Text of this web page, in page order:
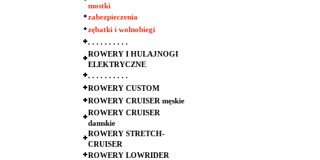
mostki
zabezpieczenia
zębatki i wolnobiegi
. . . . . . . . . .
ROWERY I HULAJNOGI
ELEKTRYCZNE
. . . . . . . . . .
ROWERY CUSTOM
ROWERY CRUISER męskie
ROWERY CRUISER
damskie
ROWERY STRETCH-
CRUISER
ROWERY LOWRIDER